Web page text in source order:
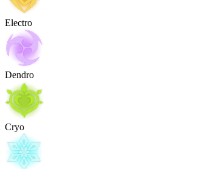
Electro
Dendro
Cryo